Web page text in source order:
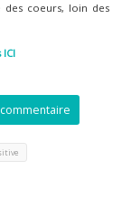
des coeurs, loin des